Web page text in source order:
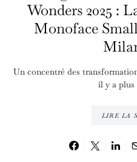
Wonders 2025 :
Monoface
Un concentré des
il y a plus
LIRE LA